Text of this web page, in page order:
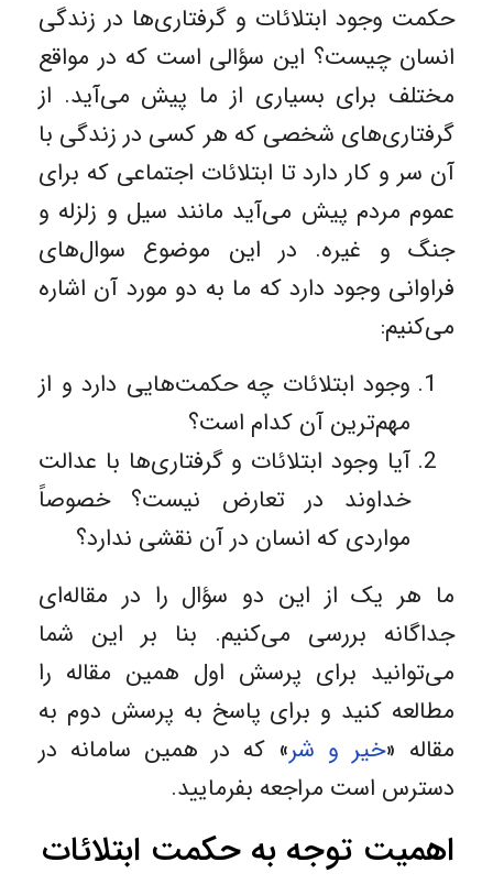
حکمت وجود ابتلائات و گرفتاری‌ها در زندگی
انسان چیست؟ این سؤالی است که در مواقع
مختلف برای بسیاری از ما پیش می‌آید. از
گرفتاری‌های شخصی که هر کسی در زندگی با
آن سر و کار دارد تا ابتلائات اجتماعی که برای
عموم مردم پیش می‌آید مانند سیل و زلزله و
جنگ و غیره. در این موضوع سوال‌های
فراوانی وجود دارد که ما به دو مورد آن اشاره
می‌کنیم:
وجود ابتلائات چه حکمت‌هایی دارد و از
مهم‌ترین آن کدام است؟
آیا وجود ابتلائات و گرفتاری‌ها با عدالت
خداوند در تعارض نیست؟ خصوصاً
مواردی که انسان در آن نقشی ندارد؟
ما هر یک از این دو سؤال را در مقاله‌ای
جداگانه بررسی می‌کنیم. بنا بر این شما
می‌توانید برای پرسش اول همین مقاله را
مطالعه کنید و برای پاسخ به پرسش دوم به
مقاله «خیر و شر» که در همین سامانه در
دسترس است مراجعه بفرمایید.
اهمیت توجه به حکمت ابتلائات